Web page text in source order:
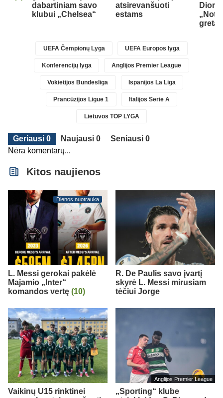
dabartiniam savo
klubui „Chelsea“
atsirevanšuoti
estams
gretas
UEFA Čempionų Lyga UEFA Europos lyga
Konferencijų lyga Anglijos Premier League
Vokietijos Bundesliga Ispanijos La Liga
Prancūzijos Ligue 1 Italijos Serie A
Lietuvos TOP LYGA
Geriausi 0 Naujausi 0
Seniausi 0
Nėra komentarų...
Kitos naujienos
Dienos nuotrauka
L. Messi gerokai pakėlė
Majamio „Inter“
komandos vertę (10)
R. De Paulis savo įvartį
skyrė L. Messi mirusiam
tėčiui Jorge
Vaikinų U15 rinktinei
Anglijos Premier League
„Sporting“ klube